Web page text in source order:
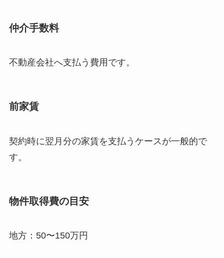
仲介手数料
不動産会社へ支払う費用です。
前家賃
契約時に翌月分の家賃を支払うケースが一般的で
す。
物件取得費の目安
地方：50〜150万円